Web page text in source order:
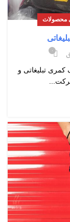
محصولات
۰
کمری تبلیغاتی و